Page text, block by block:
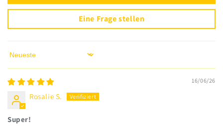
Eine Frage stellen
Sort by
16/06/26
Rosalie S.
Super!